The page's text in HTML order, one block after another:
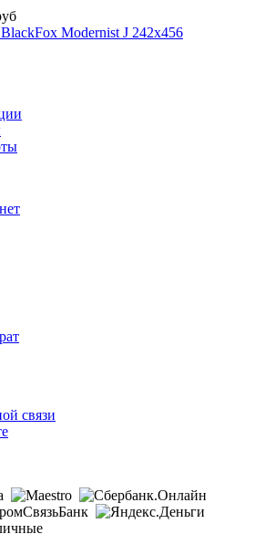
Modernist J 242x456
связи